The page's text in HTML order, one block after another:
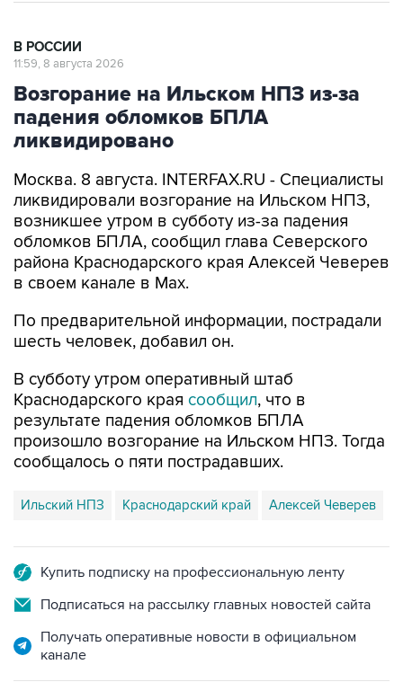
В РОССИИ
11:59, 8 августа 2026
Возгорание на Ильском НПЗ из-за
падения обломков БПЛА
ликвидировано
Москва. 8 августа. INTERFAX.RU - Специалисты
ликвидировали возгорание на Ильском НПЗ,
возникшее утром в субботу из-за падения
обломков БПЛА, сообщил глава Северского
района Краснодарского края Алексей Чеверев
в своем канале в Max.
По предварительной информации, пострадали
шесть человек, добавил он.
В субботу утром оперативный штаб
Краснодарского края сообщил, что в
результате падения обломков БПЛА
произошло возгорание на Ильском НПЗ. Тогда
сообщалось о пяти пострадавших.
Ильский НПЗ Краснодарский край Алексей Чеверев
Купить подписку на профессиональную ленту
Подписаться на рассылку главных новостей сайта
Получать оперативные новости в официальном
канале